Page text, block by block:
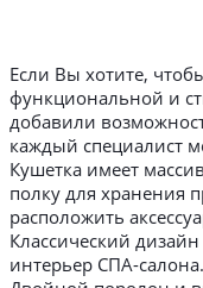
Если Вы хотите,
функциональной и
добавили
каждый специалист
Кушетка имеет
полку для хранения
расположить
Классический
интерьер СПА-салона.